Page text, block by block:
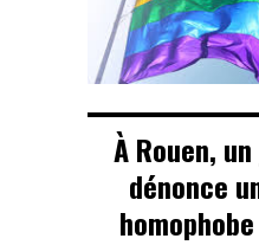
À Rouen,
dénonce